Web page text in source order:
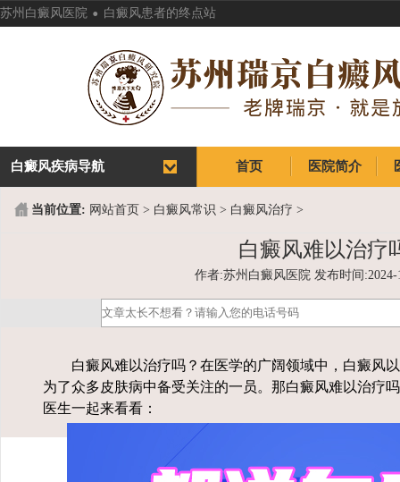
苏州白癜风医院 . 白癜风患者的终点站
首页
首页
医院简介
白癜风疾病导航
当前位置: 网站首页 > 白癜风常识 > 白癜风治疗 >
白癜风难以治疗
作者:苏州白癜风医院 发布时间:2024-
白癜风难以治疗吗？在医学的广阔领域中，白癜风以
为了众多皮肤病中备受关注的一员。那白癜风难以治疗
医生一起来看看：